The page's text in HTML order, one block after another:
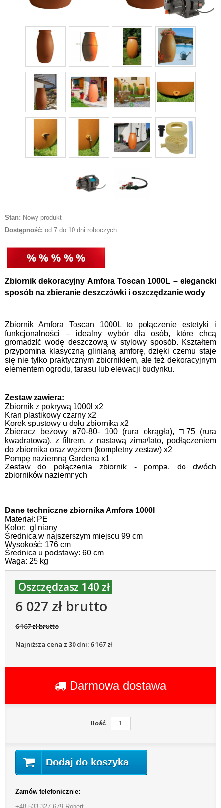
Stan: Nowy produkt
Dostępność: od 7 do 10 dni roboczych
Zbiornik dekoracyjny Amfora Toscan 1000L – elegancki
sposób na zbieranie deszczówki i oszczędzanie wody
Zbiornik Amfora Toscan 1000L to połączenie estetyki i
funkcjonalności – idealny wybór dla osób, które chcą
gromadzić wodę deszczową w stylowy sposób. Kształtem
przypomina klasyczną glinianą amforę, dzięki czemu staje
się nie tylko praktycznym zbiornikiem, ale też dekoracyjnym
elementem ogrodu, tarasu lub elewacji budynku.
Zestaw zawiera:
Zbiornik z pokrywą 1000l x2
Kran plastikowy czarny x2
Korek spustowy u dołu zbiornika x2
Zbieracz beżowy ø70-80- 100 (rura okrągła), □75 (rura
kwadratowa), z filtrem, z nastawą zima/lato, podłączeniem
do zbiornika oraz wężem (kompletny zestaw) x2
Pompę naziemną Gardena x1
Zestaw do połączenia zbiornik - pompa, do dwóch
zbiorników naziemnych
Dane techniczne zbiornika Amfora 1000l
Materiał: PE
Kolor: gliniany
Średnica w najszerszym miejscu 99 cm
Wysokość: 176 cm
Średnica u podstawy: 60 cm
Waga: 25 kg
Oszczędzasz 140 zł
6 027 zł brutto
6 167 zł brutto
Najniższa cena z 30 dni: 6 167 zł
Darmowa dostawa
Ilość
Dodaj do koszyka
Zamów telefonicznie:
+48 533 327 679 Robert